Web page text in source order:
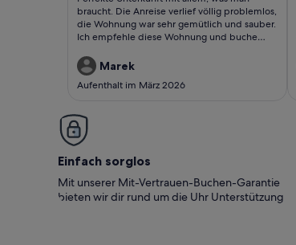
bewertung)
braucht. Die Anreise verlief völlig problemlos,
die Wohnung war sehr gemütlich und sauber.
Ich empfehle diese Wohnung und buche
Marek
Aufenthalt im März 2026
Einfach sorglos
Mit unserer Mit-Vertrauen-Buchen-Garantie
bieten wir dir rund um die Uhr Unterstützung